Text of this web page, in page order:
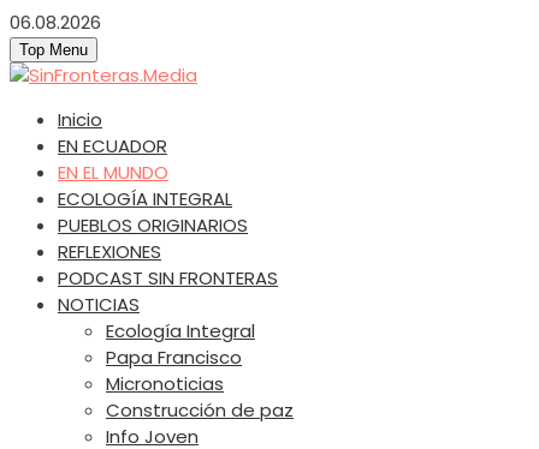
Skip
to
content
06.08.2026
Top Menu
Inicio
EN ECUADOR
EN EL MUNDO
ECOLOGÍA INTEGRAL
PUEBLOS ORIGINARIOS
REFLEXIONES
PODCAST SIN FRONTERAS
NOTICIAS
Ecología Integral
Papa Francisco
Micronoticias
Construcción de paz
Info Joven